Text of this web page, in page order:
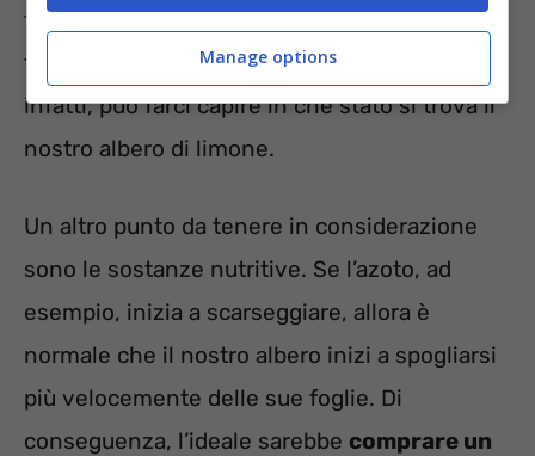
tantissime! Detto questo, la prima cosa da
fare è concentrarsi sulle radici: il loro aspetto,
infatti, può farci capire in che stato si trova il
nostro albero di limone.
Un altro punto da tenere in considerazione
sono le sostanze nutritive. Se l’azoto, ad
esempio, inizia a scarseggiare, allora è
normale che il nostro albero inizi a spogliarsi
più velocemente delle sue foglie. Di
conseguenza, l’ideale sarebbe comprare un
Manage options